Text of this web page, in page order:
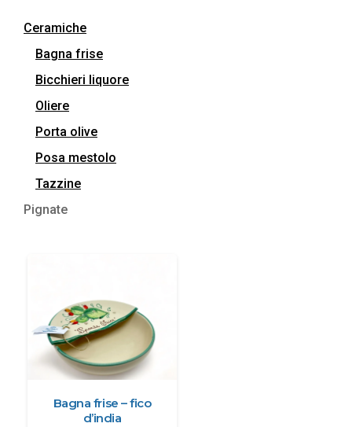
Ceramiche
Bagna frise
Bicchieri liquore
Oliere
Porta olive
Posa mestolo
Tazzine
Pignate
Bagna frise – fico
d’india